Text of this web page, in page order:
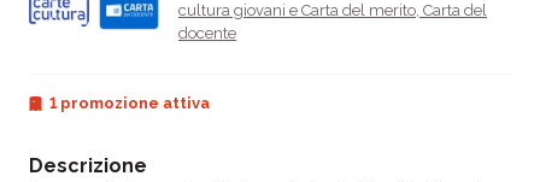
cultura giovani e Carta del merito, Carta del
docente
1 promozione attiva
Descrizione